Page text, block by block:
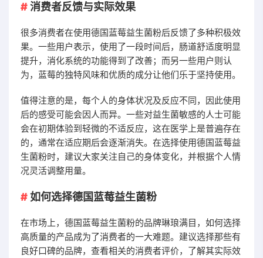
消费者反馈与实际效果
很多消费者在使用德国蓝莓益生菌粉后反馈了多种积极效
果。一些用户表示，使用了一段时间后，肠道舒适度明显
提升，消化系统的功能得到了改善；而另一些用户则认
为，蓝莓的独特风味和优质的成分让他们乐于坚持使用。
值得注意的是，每个人的身体状况及反应不同，因此使用
后的感受可能会因人而异。一些对益生菌敏感的人士可能
会在初期体验到轻微的不适反应，这在医学上是普遍存在
的，通常在适应期后会逐渐消失。在选择使用德国蓝莓益
生菌粉时，建议大家关注自己的身体变化，并根据个人情
况灵活调整用量。
如何选择德国蓝莓益生菌粉
在市场上，德国蓝莓益生菌粉的品牌琳琅满目，如何选择
高质量的产品成为了消费者的一大难题。建议选择那些有
良好口碑的品牌，查看相关的消费者评价，了解其实际效